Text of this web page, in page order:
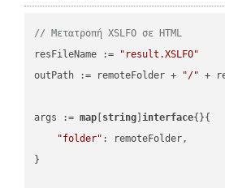
// Μετατροπή XSLFO σε HTML
resFileName :=
"result.XSLFO"
outPath := remoteFolder +
"/" +
args := map string ]interface{}{
"folder" : remoteFolder,
}